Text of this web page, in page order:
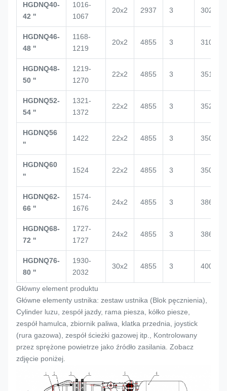
HGDNQ40-
42 ''
1016-
1067
20x2 2937 3 3029
HGDNQ46-
48 ''
1168-
1219
20x2 4855 3 3100
HGDNQ48-
50 ''
1219-
1270
22x2 4855 3 3517
HGDNQ52-
54 ''
1321-
1372
22x2 4855 3 3520
HGDNQ56
''
1422 22x2 4855 3 3500
HGDNQ60
''
1524 22x2 4855 3 3500
HGDNQ62-
66 ''
1574-
1676
24x2 4855 3 3864
HGDNQ68-
72 ''
1727-
1727
24x2 4855 3 3864
HGDNQ76-
80 ''
1930-
2032
30x2 4855 3 4000
Główny element produktu
Główne elementy ustnika: zestaw ustnika (Blok pęcznienia),
Cylinder luzu, zespół jazdy, rama piesza, kółko piesze,
zespół hamulca, zbiornik paliwa, klatka przednia, joystick
(rura gazowa), zespół ścieżki gazowej itp., Kontrolowany
przez sprężone powietrze jako źródło zasilania. Zobacz
zdjęcie poniżej.